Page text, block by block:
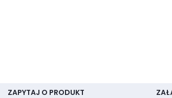
ZAPYTAJ O PRODUKT